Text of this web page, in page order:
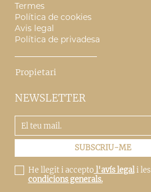
Termes
Política de cookies
Avis legal
Política de privadesa
Propietari
NEWSLETTER
He llegit i accepto l'avís legali les
condicions generals.